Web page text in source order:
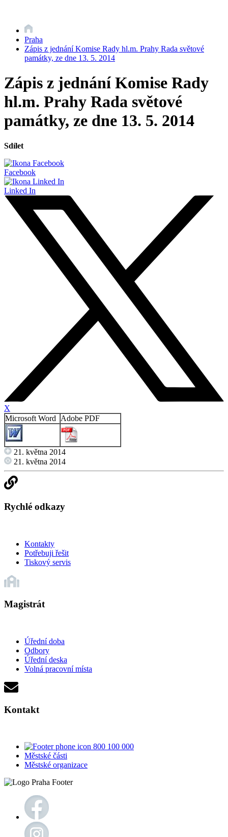
Praha
Zápis z jednání Komise Rady hl.m. Prahy Rada světové
památky, ze dne 13. 5. 2014
Zápis z jednání Komise Rady
hl.m. Prahy Rada světové
památky, ze dne 13. 5. 2014
Sdílet
Facebook
Linked In
X
Microsoft Word Adobe PDF
21. května 2014
21. května 2014
Rychlé odkazy
Kontakty
Potřebuji řešit
Tiskový servis
Magistrát
Úřední doba
Odbory
Úřední deska
Volná pracovní místa
Kontakt
800 100 000
Městské části
Městské organizace